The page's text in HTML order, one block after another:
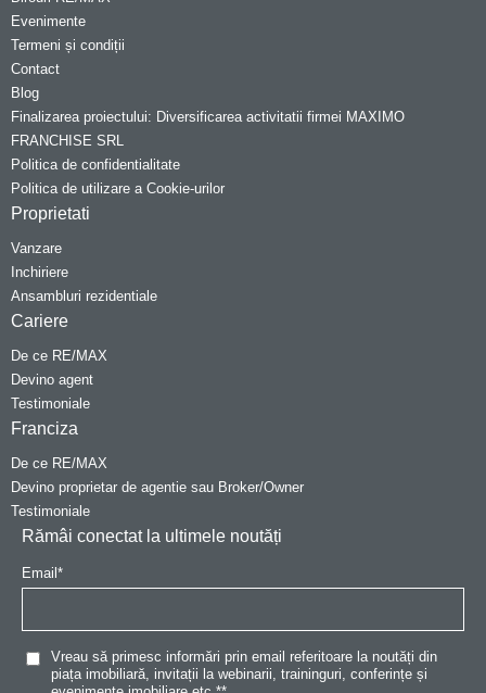
Evenimente
Termeni și condiții
Contact
Blog
Finalizarea proiectului: Diversificarea activitatii firmei MAXIMO
FRANCHISE SRL
Politica de confidentialitate
Politica de utilizare a Cookie-urilor
Proprietati
Vanzare
Inchiriere
Ansambluri rezidentiale
Cariere
De ce RE/MAX
Devino agent
Testimoniale
Franciza
De ce RE/MAX
Devino proprietar de agentie sau Broker/Owner
Testimoniale
Rămâi conectat la ultimele noutăți
Email *
Vreau să primesc informări prin email referitoare la noutăți din
piața imobiliară, invitații la webinarii, traininguri, conferințe și